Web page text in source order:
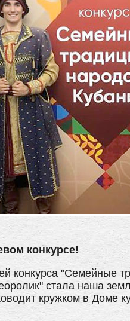
конкурсе!
конкурса "Семейные
стала наша
кружком в Доме